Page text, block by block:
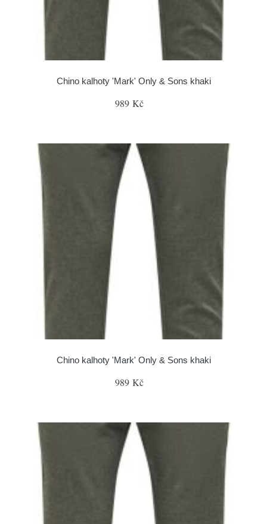
Chino kalhoty 'Mark' Only & Sons khaki
989 Kč
Chino kalhoty 'Mark' Only & Sons khaki
989 Kč